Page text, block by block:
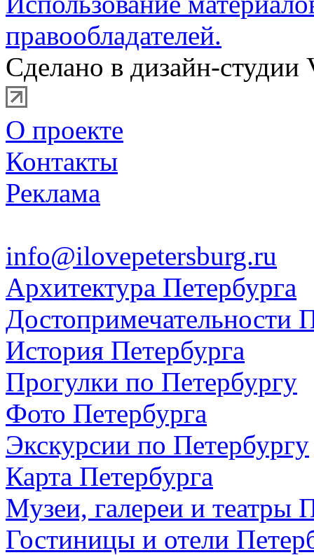
правообладателей.
Сделано в дизайн-студии
О проекте
Контакты
Реклама
info@ilovepetersburg.ru
Архитектура Петербурга
Достопримечательности
История Петербурга
Прогулки по Петербургу
Фото Петербурга
Экскурсии по Петербургу
Карта Петербурга
Музеи, галереи и театры
Гостиницы и отели